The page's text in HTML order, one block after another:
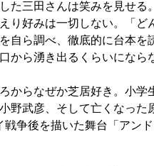
た三田さんは笑みを見せ
り好みは一切しない。「
自ら調べ、徹底的に台本
から湧き出るくらいになら
らなぜか芝居好き。小
野武彦、そして亡くなっ
争後を描いた舞台「アン